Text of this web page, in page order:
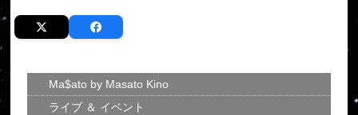
Ma$ato by Masato Kino
ライブ ＆ イベント